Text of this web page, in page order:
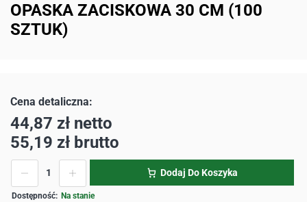
OPASKA ZACISKOWA 30 CM (100
SZTUK)
44,87 zł netto
55,19 zł brutto
Na stanie
Dodaj Do Koszyka